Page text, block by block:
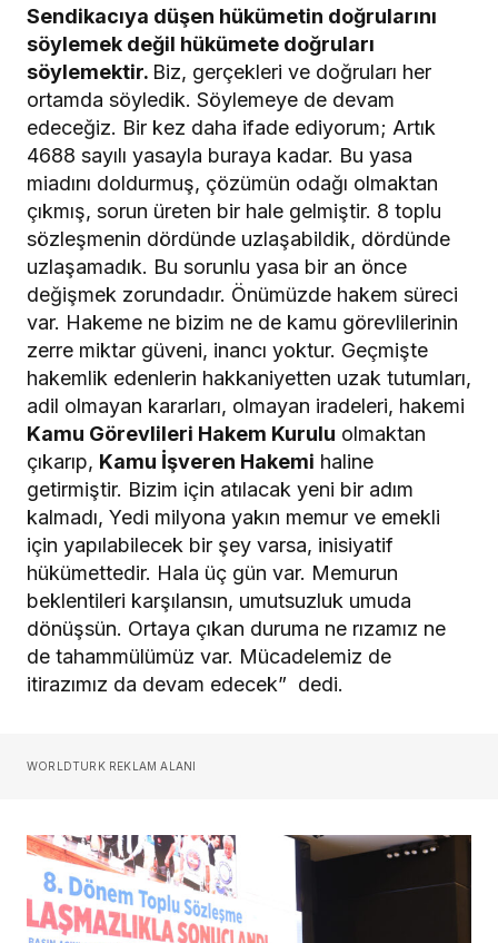
Sendikacıya düşen hükümetin doğrularını
söylemek değil hükümete doğruları
söylemektir. Biz, gerçekleri ve doğruları her
ortamda söyledik. Söylemeye de devam
edeceğiz. Bir kez daha ifade ediyorum; Artık
4688 sayılı yasayla buraya kadar. Bu yasa
miadını doldurmuş, çözümün odağı olmaktan
çıkmış, sorun üreten bir hale gelmiştir. 8 toplu
sözleşmenin dördünde uzlaşabildik, dördünde
uzlaşamadık. Bu sorunlu yasa bir an önce
değişmek zorundadır. Önümüzde hakem süreci
var. Hakeme ne bizim ne de kamu görevlilerinin
zerre miktar güveni, inancı yoktur. Geçmişte
hakemlik edenlerin hakkaniyetten uzak tutumları,
adil olmayan kararları, olmayan iradeleri, hakemi
Kamu Görevlileri Hakem Kurulu olmaktan
çıkarıp, Kamu İşveren Hakemi haline
getirmiştir. Bizim için atılacak yeni bir adım
kalmadı, Yedi milyona yakın memur ve emekli
için yapılabilecek bir şey varsa, inisiyatif
hükümettedir. Hala üç gün var. Memurun
beklentileri karşılansın, umutsuzluk umuda
dönüşsün. Ortaya çıkan duruma ne rızamız ne
de tahammülümüz var. Mücadelemiz de
itirazımız da devam edecek” dedi.
WORLDTURK REKLAM ALANI